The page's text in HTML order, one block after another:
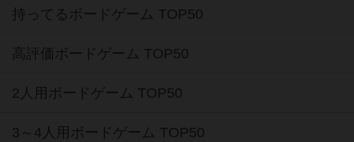
持ってるボードゲーム TOP50
高評価ボードゲーム TOP50
2人用ボードゲーム TOP50
3～4人用ボードゲーム TOP50